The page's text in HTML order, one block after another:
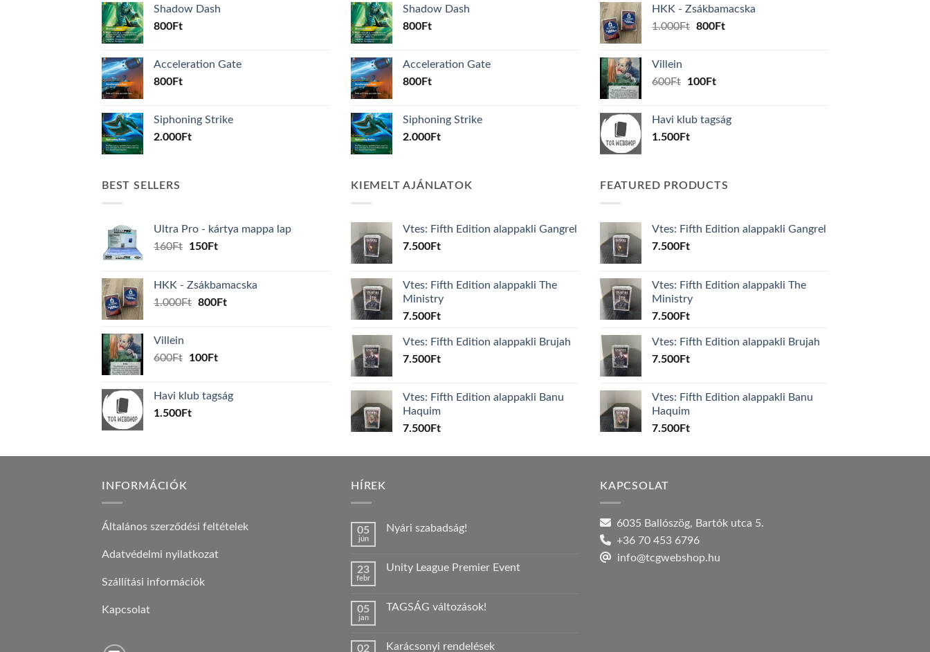
Shadow Dash
800Ft
Acceleration Gate
800Ft
Siphoning Strike
2.000Ft
Shadow Dash
800Ft
Acceleration Gate
800Ft
Siphoning Strike
2.000Ft
160Ft.150Ft.
HKK - Zsákbamacska
1.000Ft Original
800FtCurrent
Villein
600Ft
Original
600Ft.
100FtCurrent
100Ft.
Havi klub tagság
1.500Ft
BEST SELLERS
Ultra Pro - kártya mappa lap
160Ft
Original
160Ft.
150FtCurrent
150Ft.
HKK - Zsákbamacska
1.000Ft Original
800FtCurrent
Villein
600Ft
Original
600Ft.
100FtCurrent
100Ft.
Havi klub tagság
1.500Ft
KIEMELT AJÁNLATOK
Vtes: Fifth Edition alappakli Gangrel
7.500Ft
Vtes: Fifth Edition alappakli The
Ministry
7.500Ft
Vtes: Fifth Edition alappakli Brujah
7.500Ft
Vtes: Fifth Edition alappakli Banu
Haquim
7.500Ft
FEATURED PRODUCTS
Vtes: Fifth Edition alappakli Gangrel
7.500Ft
Vtes: Fifth Edition alappakli The
Ministry
7.500Ft
Vtes: Fifth Edition alappakli Brujah
7.500Ft
Vtes: Fifth Edition alappakli Banu
Haquim
7.500Ft
INFORMÁCIÓK
Általános szerződési feltételek
Adatvédelmi nyilatkozat
Szállítási információk
Kapcsolat
HÍREK
05
jún
Nyári szabadság!
Nyári
23
febr
Unity League Premier Event
Unity
bejegyzéshez
05
jan
TAGSÁG változások!
TAGSÁG
02 Karácsonyi rendelések
KAPCSOLAT
6035 Ballószög, Bartók utca 5.
+36 70 453 6796
info@tcgwebshop.hu